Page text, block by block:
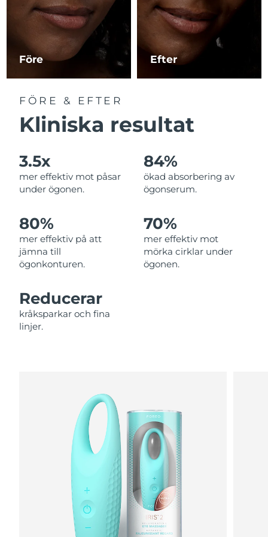
Före Efter
FÖRE & EFTER
Kliniska resultat
3.5x
mer effektiv mot påsar
under ögonen.
84%
ökad absorbering av
ögonserum.
80%
mer effektiv på att
jämna till
ögonkonturen.
70%
mer effektiv mot
mörka cirklar under
ögonen.
Reducerar
kråksparkar och fina
linjer.
Macao SAR Förväntad leverans 8/12/26
Malaysia Förväntad leverans
Mexiko
Nederländerna Förväntad leverans
Nya Zeeland Förväntad leverans
Norge Förväntad leverans
Oman Förväntad leverans8/13/26
Polen
Förväntad leverans
Förväntad leverans
Förväntad leverans
Saudiarabien Förväntad leverans
Förväntad leverans